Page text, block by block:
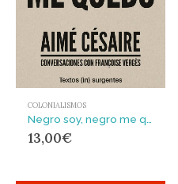
COLONIALISMOS
13,00€